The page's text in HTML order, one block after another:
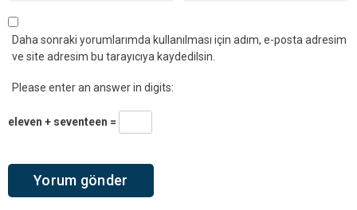
Daha sonraki yorumlarımda kullanılması için adım, e-posta adresim
ve site adresim bu tarayıcıya kaydedilsin.
Please enter an answer in digits:
eleven + seventeen =